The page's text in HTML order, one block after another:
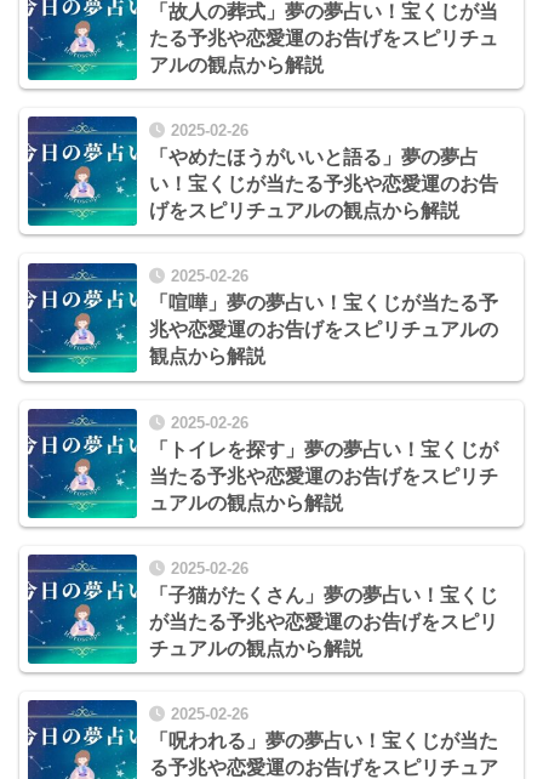
「故人の葬式」夢の夢占い！宝くじが当
たる予兆や恋愛運のお告げをスピリチュ
アルの観点から解説
2025-02-26
「やめたほうがいいと語る」夢の夢占
い！宝くじが当たる予兆や恋愛運のお告
げをスピリチュアルの観点から解説
2025-02-26
「喧嘩」夢の夢占い！宝くじが当たる予
兆や恋愛運のお告げをスピリチュアルの
観点から解説
2025-02-26
「トイレを探す」夢の夢占い！宝くじが
当たる予兆や恋愛運のお告げをスピリチ
ュアルの観点から解説
2025-02-26
「子猫がたくさん」夢の夢占い！宝くじ
が当たる予兆や恋愛運のお告げをスピリ
チュアルの観点から解説
2025-02-26
「呪われる」夢の夢占い！宝くじが当た
る予兆や恋愛運のお告げをスピリチュア